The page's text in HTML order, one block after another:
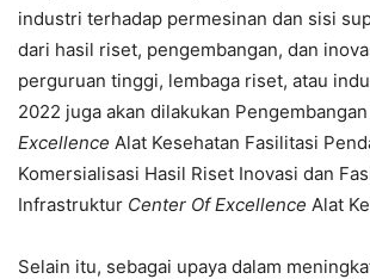
industri terhadap permesinan dan sisi
dari hasil riset, pengembangan, dan
perguruan tinggi, lembaga riset, atau
2022 juga akan dilakukan Pengembangan
Excellence Alat Kesehatan Fasilitasi
Komersialisasi Hasil Riset Inovasi dan
Infrastruktur Center Of Excellence Alat
Selain itu, sebagai upaya dalam